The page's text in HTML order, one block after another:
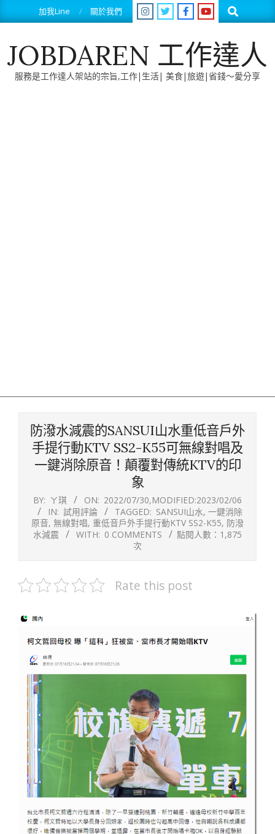
to
加我Line 關於我們 Search
JOBDAREN 工作達人
服務是工作達人架站的宗旨,工作|生活| 美食|旅遊|省錢～愛分享
防潑水減震的SANSUI山水重低音戶外
手提行動KTV SS2-K55可無線對唱及
一鍵消除原音！顛覆對傳統KTV的印
象
BY: ㄚ琪 ON: 2022/07/30,MODIFIED:2023/02/06
IN: 試用評論 TAGGED: SANSUI山水, 一鍵消除
原音, 無線對唱, 重低音戶外手提行動KTV SS2-K55, 防潑
水減震
WITH: 0 COMMENTS
點閱人數：1,875
次
Rate this post